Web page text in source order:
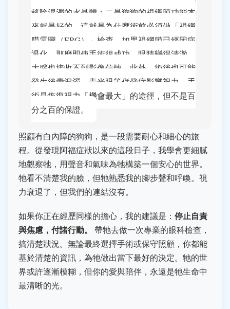
移除混濁的水晶體；二是狗狗的視網膜功能本
來就是好的。這就是為什麼術前必須做「視網
膜電圖（ERG）」檢查。如果視網膜已經因病
退化，那麼即使手術很成功，眼睛變得清澈，
大腦也接收不到影像信號。此外，術後也可能
發生後囊混濁、青光眼等併發症影響視力。手
術是恢復視力「機會最大」的途徑，但不是百
分之百的保證。
照顧有白內障的狗狗，是一段需要耐心和細心的旅
程。從發現阿福症狀以來的這段日子，我學會更細膩
地觀察牠，用聲音和氣味為牠構築一個安心的世界。
牠看不清楚我的臉，但牠熟悉我的腳步聲和呼喚。視
力衰退了，但我們的連結沒有。
如果你正在經歷同樣的擔心，我的建議是： 停止自責
與焦慮，付諸行動。
帶牠去做一次專業的眼科檢查，
搞清楚狀況。無論最終選擇手術或保守照顧，你都能
基於清楚的資訊，為牠做出當下最好的決定。牠的世
界或許逐漸模糊，但你的愛與陪伴，永遠是牠生命中
最清晰的光。